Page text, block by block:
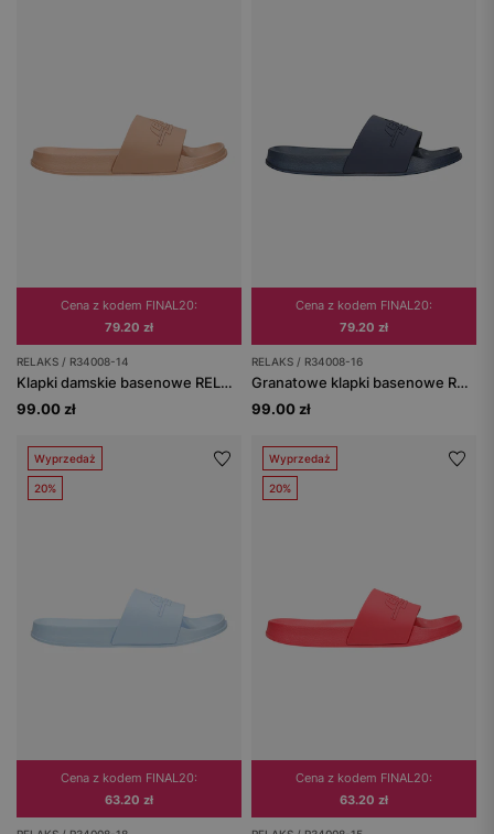
Cena z kodem FINAL20:
79.20 zł
RELAKS / R34008-14
Klapki damskie basenowe RELAKS w kolorze pudrowego różu
99.00 zł
Cena z kodem FINAL20:
79.20 zł
RELAKS / R34008-16
Granatowe klapki basenowe RELAKS z tłoczonym logo
99.00 zł
Wyprzedaż
20%
Cena z kodem FINAL20:
63.20 zł
Wyprzedaż
20%
Cena z kodem FINAL20:
63.20 zł